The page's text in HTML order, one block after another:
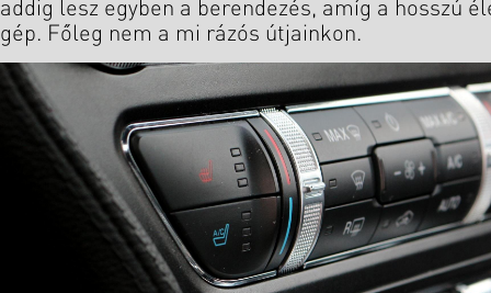
addig lesz egyben a berendezés, amíg a hosszú
gép. Főleg nem a mi rázós útjainkon.